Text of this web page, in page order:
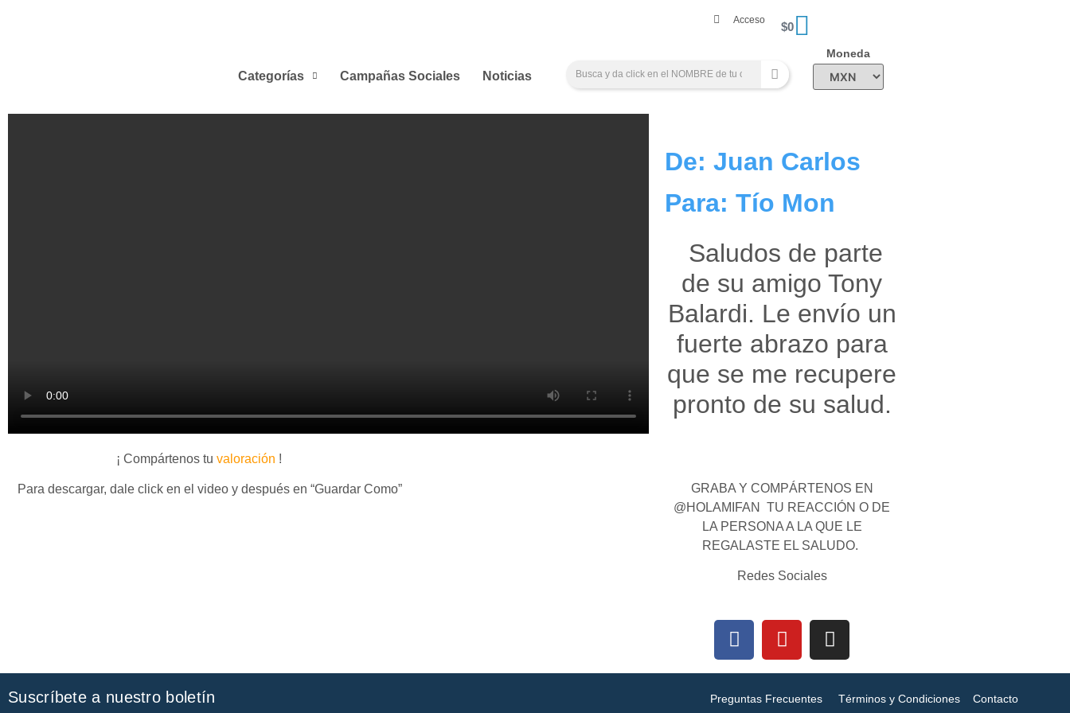
Acceso $0
Categorías Campañas Sociales Noticias
Moneda
¡ Compártenos tu valoración !
Para descargar, dale click en el video y después en “Guardar Como”
De: Juan Carlos
Para: Tío Mon
Saludos de parte
de su amigo Tony
Balardi. Le envío un
fuerte abrazo para
que se me recupere
pronto de su salud.
GRABA Y COMPÁRTENOS EN
@HOLAMIFAN TU REACCIÓN O DE
LA PERSONA A LA QUE LE
REGALASTE EL SALUDO.
Redes Sociales
Suscríbete a nuestro boletín Preguntas Frecuentes Términos y Condiciones Contacto